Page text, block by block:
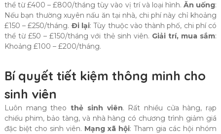
thể từ £400 – £800/tháng tùy vào vị trí và loại hình. Ăn uống:
Nếu bạn thường xuyên nấu ăn tại nhà, chi phí này chỉ khoảng
£150 – £250/tháng. Đi lại: Tùy thuộc vào thành phố, chi phí có
thể từ £50 – £150/tháng với thẻ sinh viên. Giải trí, mua sắm:
Khoảng £100 – £200/tháng.
Bí quyết tiết kiệm thông minh cho
sinh viên
Luôn mang theothẻ sinh viên. Rất nhiều cửa hàng, rạp
chiếu phim, bảo tàng, và nhà hàng có chương trình giảm giá
đặc biệt cho sinh viên. Mạng xã hội: Tham gia các hội nhóm